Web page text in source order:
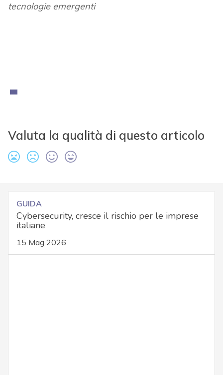
tecnologie emergenti
Valuta la qualità di questo articolo
GUIDA
Cybersecurity, cresce il rischio per le imprese
italiane
15 Mag 2026